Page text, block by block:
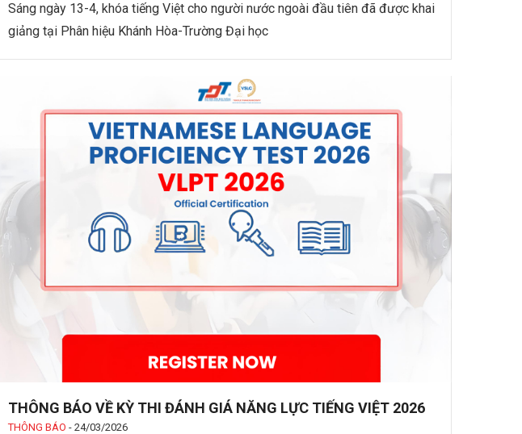
Sáng ngày 13-4, khóa tiếng Việt cho người nước ngoài đầu tiên đã được khai
giảng tại Phân hiệu Khánh Hòa-Trường Đại học
THÔNG BÁO VỀ KỲ THI ĐÁNH GIÁ NĂNG LỰC TIẾNG VIỆT 2026
THÔNG BÁO - 24/03/2026